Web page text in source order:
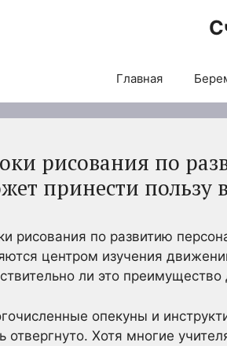
Главная
рисования по
принести пользу
рисования по развитию
центром изучения
ли это
опекуны и
отвергнуто. Хотя многие